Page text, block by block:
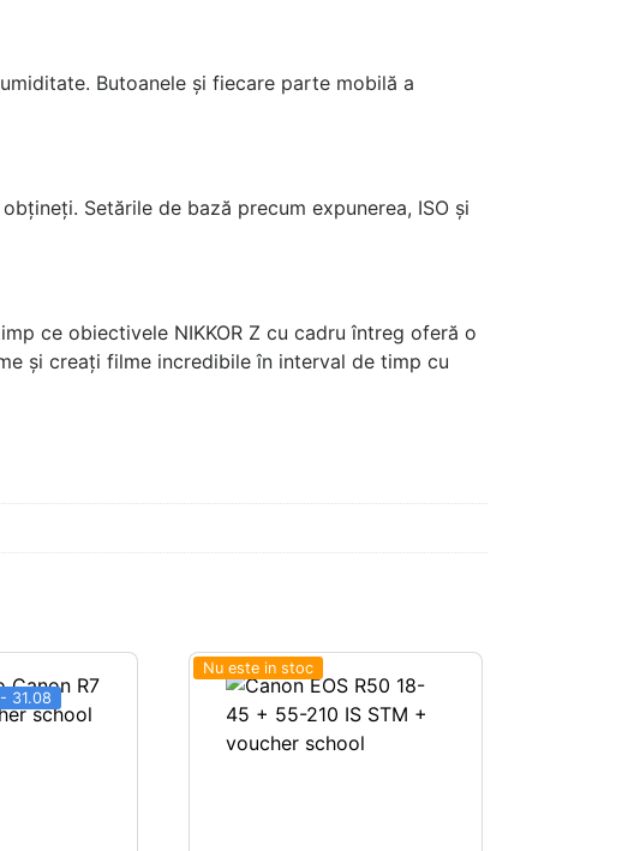
Butoanele și fiecare parte mobilă a
Setările de bază precum expunerea, ISO și
ce obiectivele NIKKOR Z cu cadru întreg oferă o
și creați filme incredibile în interval de timp cu
31.08
Nu este in stoc